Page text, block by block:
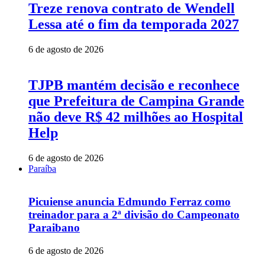
Treze renova contrato de Wendell
Lessa até o fim da temporada 2027
6 de agosto de 2026
TJPB mantém decisão e reconhece
que Prefeitura de Campina Grande
não deve R$ 42 milhões ao Hospital
Help
6 de agosto de 2026
Paraíba
Picuiense anuncia Edmundo Ferraz como
treinador para a 2ª divisão do Campeonato
Paraibano
6 de agosto de 2026